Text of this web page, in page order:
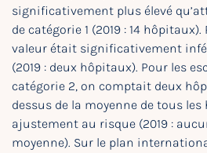
significativement plus élevé
de catégorie 1 (2019 : 14
valeur était significativement
(2019 : deux hôpitaux). Pour les
catégorie 2, on comptait deux
dessus de la moyenne de tous
ajustement au risque (2019 :
moyenne). Sur le plan